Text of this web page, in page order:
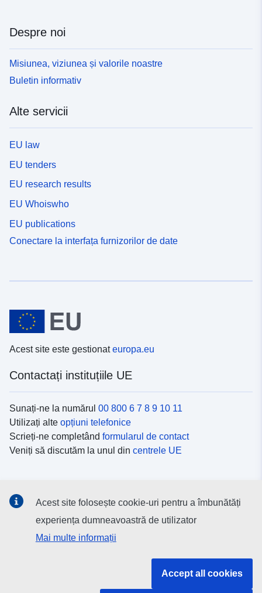
Despre noi
Misiunea, viziunea și valorile noastre
Buletin informativ
Alte servicii
EU law
EU tenders
EU research results
EU Whoiswho
EU publications
Conectare la interfața furnizorilor de date
Acest site este gestionateuropa.eu
Contactați instituțiile UE
Sunați-ne la numărul 00 800 6 7 8 9 10 11
Utilizați alte opțiuni telefonice
Scrieți-ne completând formularul de contact
Veniți să discutăm la unul din centrele UE
Descoperiți canalele UEpe rețelele sociale
Instituțiile și organismele UE
Acest site folosește cookie-uri pentru a îmbunătăți
experiența dumneavoastră de utilizator
Mai multe informații
Accept all cookies